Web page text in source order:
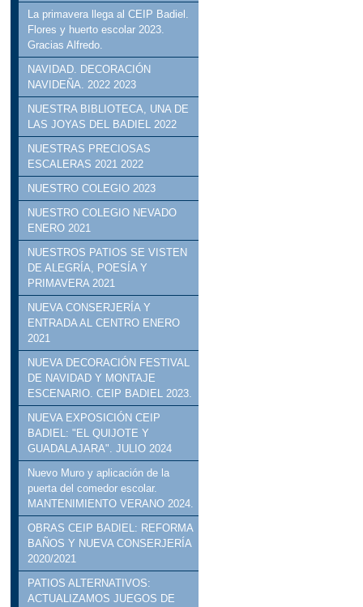
La primavera llega al CEIP Badiel.
Flores y huerto escolar 2023.
Gracias Alfredo.
NAVIDAD. DECORACIÓN
NAVIDEÑA. 2022 2023
NUESTRA BIBLIOTECA, UNA DE
LAS JOYAS DEL BADIEL 2022
NUESTRAS PRECIOSAS
ESCALERAS 2021 2022
NUESTRO COLEGIO 2023
NUESTRO COLEGIO NEVADO
ENERO 2021
NUESTROS PATIOS SE VISTEN
DE ALEGRÍA, POESÍA Y
PRIMAVERA 2021
NUEVA CONSERJERÍA Y
ENTRADA AL CENTRO ENERO
2021
NUEVA DECORACIÓN FESTIVAL
DE NAVIDAD Y MONTAJE
ESCENARIO. CEIP BADIEL 2023.
NUEVA EXPOSICIÓN CEIP
BADIEL: "EL QUIJOTE Y
GUADALAJARA". JULIO 2024
Nuevo Muro y aplicación de la
puerta del comedor escolar.
MANTENIMIENTO VERANO 2024.
OBRAS CEIP BADIEL: REFORMA
BAÑOS Y NUEVA CONSERJERÍA
2020/2021
PATIOS ALTERNATIVOS:
ACTUALIZAMOS JUEGOS DE